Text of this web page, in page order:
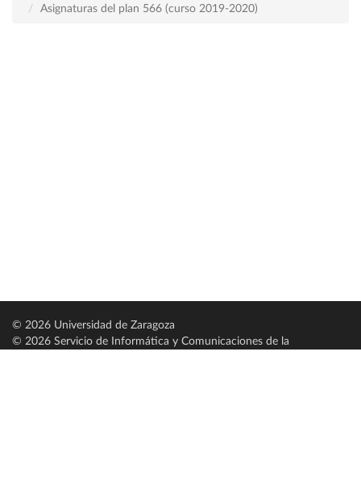
Asignaturas del plan 566 (curso 2019-2020)
© 2026 Universidad de Zaragoza
© 2026 Servicio de Informática y Comunicaciones de la